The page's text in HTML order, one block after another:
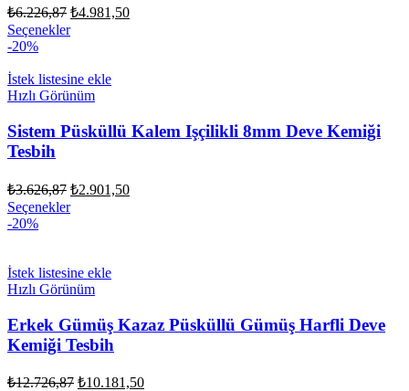
₺6.226,87 Orijinal
fiyat:
₺4.981,50Şu
Seçenekler
-20%
İstek listesine ekle
Hızlı Görünüm
Sistem Püsküllü Kalem Işçilikli 8mm Deve Kemiği
Tesbih
₺3.626,87 Orijinal
fiyat:
₺2.901,50Şu
Seçenekler
-20%
İstek listesine ekle
Hızlı Görünüm
Erkek Gümüş Kazaz Püsküllü Gümüş Harfli Deve
Kemiği Tesbih
₺12.726,87 Orijinal
₺10.181,50Şu